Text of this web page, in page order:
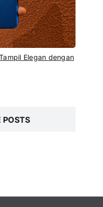
Elegan dengan
POSTS